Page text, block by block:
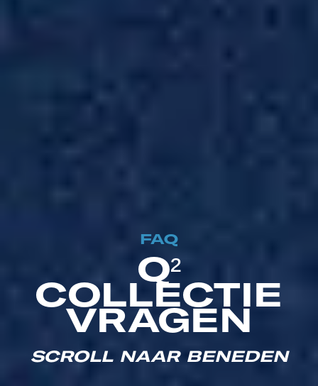
FAQ
Q²
COLLECTIE
VRAGEN
SCROLL NAAR BENEDEN